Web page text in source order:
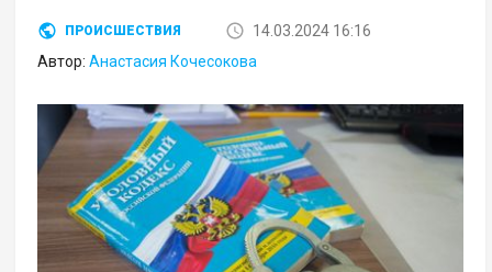
ПРОИСШЕСТВИЯ
14.03.2024 16:16
Автор:Анастасия Кочесокова